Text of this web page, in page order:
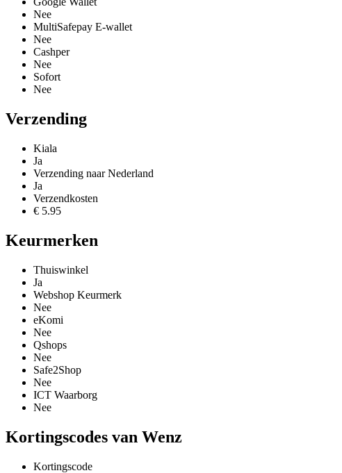
Nee
MultiSafepay E-wallet
Nee
Cashper
Nee
Sofort
Nee
Verzending
Kiala
Ja
Verzending naar Nederland
Ja
Verzendkosten
€ 5.95
Keurmerken
Thuiswinkel
Ja
Webshop Keurmerk
Nee
eKomi
Nee
Qshops
Nee
Safe2Shop
Nee
ICT Waarborg
Nee
Kortingscodes van Wenz
Kortingscode